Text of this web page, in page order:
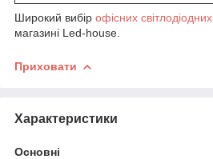
Широкий вибір офісних світлодіодних
магазині Led-house.
Приховати
Характеристики
Основні